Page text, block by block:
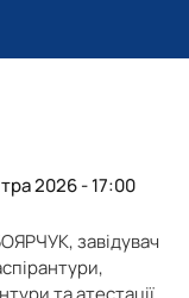
тра 2026 - 17:00
завідувач
та атестації